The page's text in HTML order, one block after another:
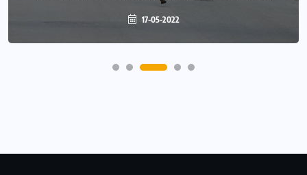
17-05-2022